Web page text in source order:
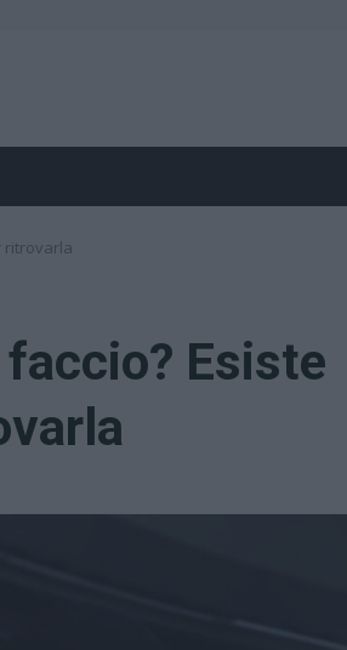
ritrovarla
faccio? Esiste